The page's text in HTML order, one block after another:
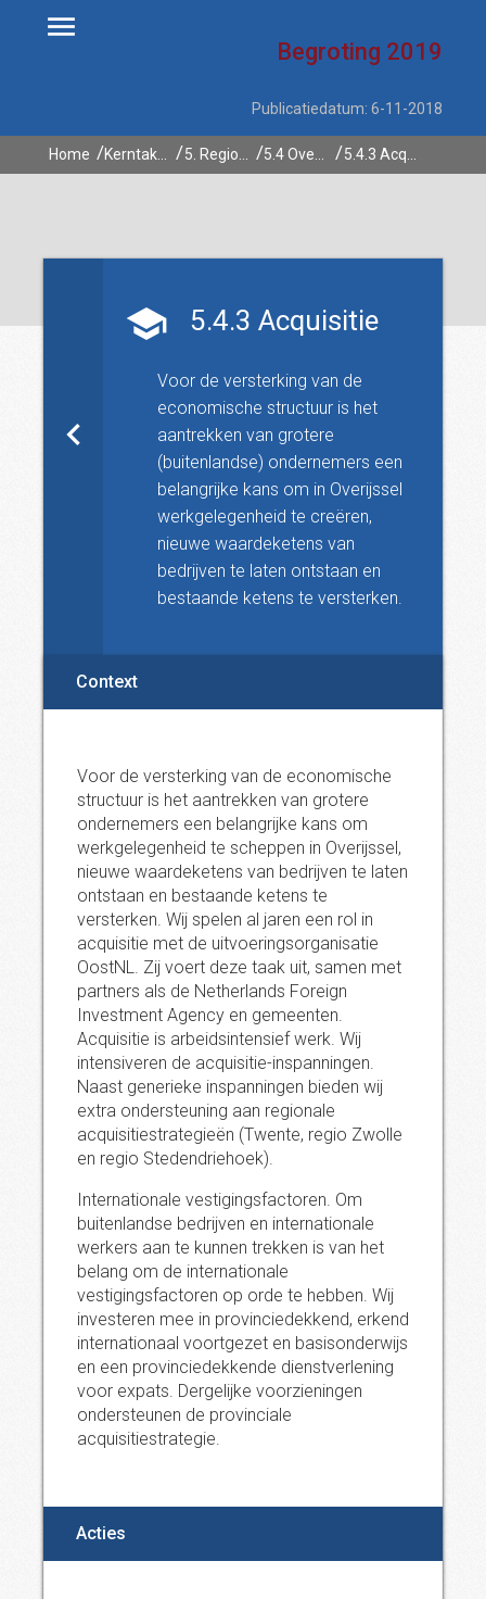
Begroting 2019
Publicatiedatum: 6-11-2018
Home
5.4.3 Acquisitie
Voor de versterking van de
economische structuur is het
aantrekken van grotere
(buitenlandse) ondernemers een
belangrijke kans om in Overijssel
werkgelegenheid te creëren,
nieuwe waardeketens van
bedrijven te laten ontstaan en
bestaande ketens te versterken.
Context
Voor de versterking van de economische
structuur is het aantrekken van grotere
ondernemers een belangrijke kans om
werkgelegenheid te scheppen in Overijssel,
nieuwe waardeketens van bedrijven te laten
ontstaan en bestaande ketens te
versterken. Wij spelen al jaren een rol in
acquisitie met de uitvoeringsorganisatie
OostNL. Zij voert deze taak uit, samen met
partners als de Netherlands Foreign
Investment Agency en gemeenten.
Acquisitie is arbeidsintensief werk. Wij
intensiveren de acquisitie-inspanningen.
Naast generieke inspanningen bieden wij
extra ondersteuning aan regionale
acquisitiestrategieën (Twente, regio Zwolle
en regio Stedendriehoek).
Internationale vestigingsfactoren. Om
buitenlandse bedrijven en internationale
werkers aan te kunnen trekken is van het
belang om de internationale
vestigingsfactoren op orde te hebben. Wij
investeren mee in provinciedekkend, erkend
internationaal voortgezet en basisonderwijs
en een provinciedekkende dienstverlening
voor expats. Dergelijke voorzieningen
ondersteunen de provinciale
acquisitiestrategie.
Acties